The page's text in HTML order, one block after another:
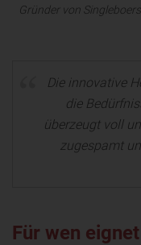
Gründer von
Die innovative
die
überzeugt voll
zugespamt
Für wen